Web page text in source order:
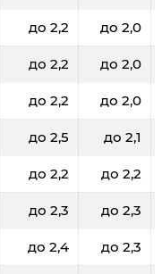
до 2,2 до 2,0
до 2,2 до 2,0
до 2,2 до 2,0
до 2,5 до 2,1
до 2,2 до 2,2
до 2,3 до 2,3
до 2,4 до 2,3